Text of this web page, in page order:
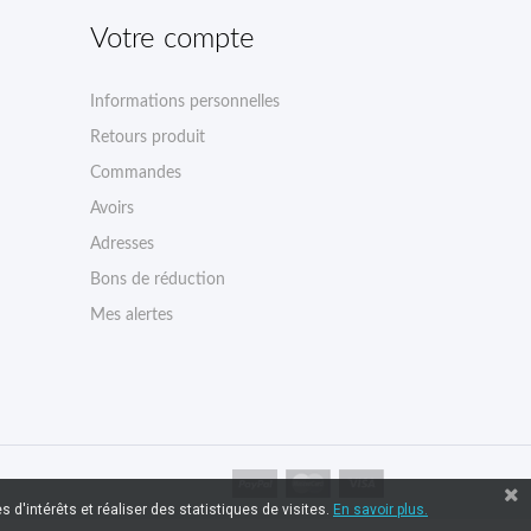
Votre compte
Informations personnelles
Retours produit
Commandes
Avoirs
Adresses
Bons de réduction
Mes alertes
d'intérêts et réaliser des statistiques de visites. En savoir plus.